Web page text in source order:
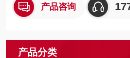
产品咨询
产品分类